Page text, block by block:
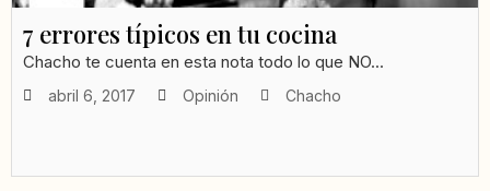
7 errores típicos en tu cocina
Chacho te cuenta en esta nota todo lo que NO...
abril 6, 2017 Opinión Chacho